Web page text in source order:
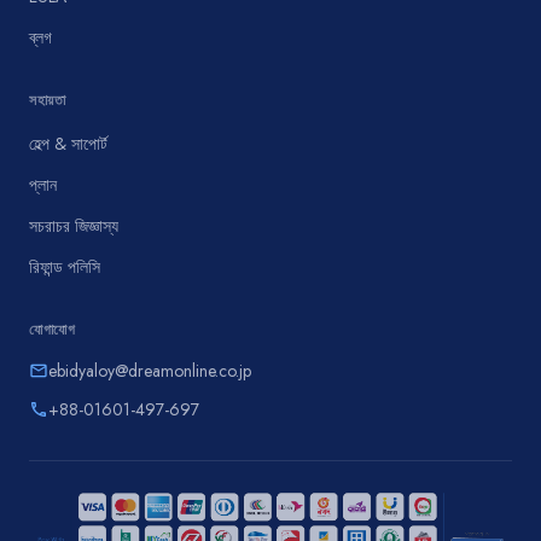
ব্লগ
সহায়তা
হেল্প & সাপোর্ট
প্লান
সচরাচর জিজ্ঞাস্য
রিফান্ড পলিসি
যোগাযোগ
emailebidyaloy@dreamonline.co.jp
phone+88-01601-497-697